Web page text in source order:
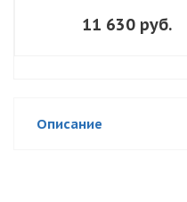
11 630 руб.
Описание